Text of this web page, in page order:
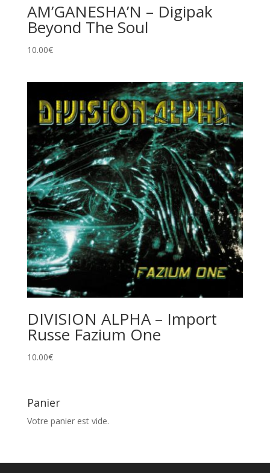
AM’GANESHA’N – Digipak
Beyond The Soul
10.00€
DIVISION ALPHA – Import
Russe Fazium One
10.00€
Panier
Votre panier est vide.